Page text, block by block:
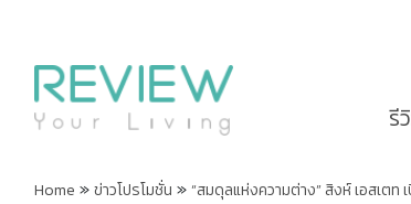
รี
Home »ข่าวโปรโมชั่น »“สมดุลแห่งความต่าง” สิงห์ เอสเต